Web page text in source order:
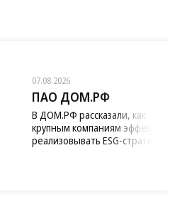
07.08.2026
ПАО ДОМ.РФ
В ДОМ.РФ рассказали, как
крупным компаниям
реализовывать ESG-стратегию